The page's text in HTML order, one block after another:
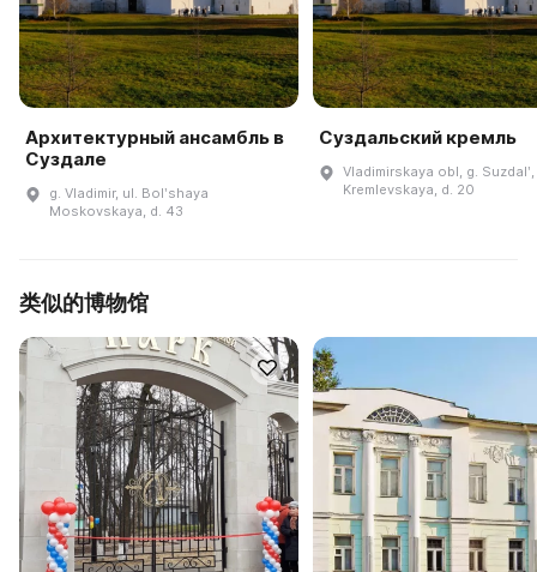
Архитектурный ансамбль в
Суздале
g. Vladimir, ul. Bolʹshaya
Moskovskaya, d. 43
Суздальский кремль
Vladimirskaya obl, g.
Kremlevskaya, d. 20
类似的博物馆